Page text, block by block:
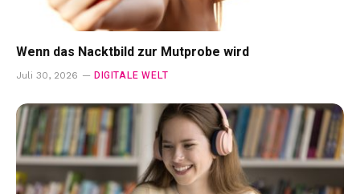
Wenn das Nacktbild zur Mutprobe wird
Juli 30, 2026 DIGITALE WELT